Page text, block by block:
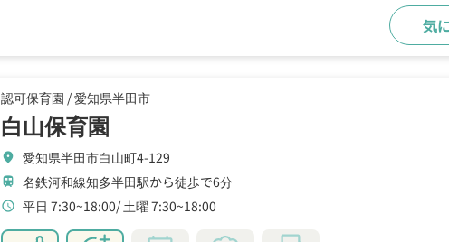
気
認可保育園 /愛知県半田市
白山保育園
location_on 愛知県半田市白山町4-129
train 名鉄河和線知多半田駅から徒歩で6分
schedule 平日 7:30~18:00 土曜 7:30~18:00